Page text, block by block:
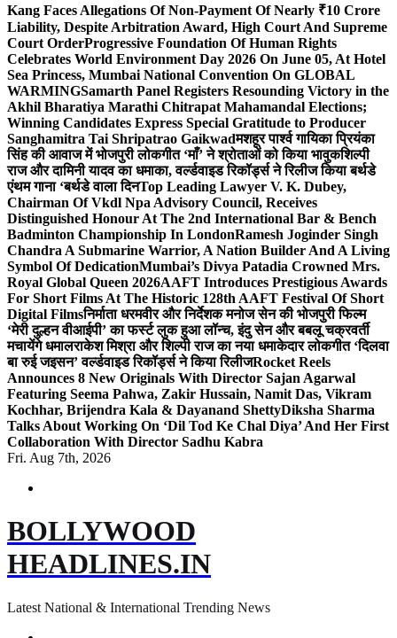
Kang Faces Allegations Of Non-Payment Of Nearly ₹10 Crore
Liability, Despite Arbitration Award, High Court And Supreme
Court OrderProgressive Foundation Of Human Rights
Celebrates World Environment Day 2026 On June 05, At Hotel
Sea Princess, Mumbai National Convention On GLOBAL
WARMINGSamarth Panel Registers Resounding Victory in the
Akhil Bharatiya Marathi Chitrapat Mahamandal Elections;
Winning Candidates Express Special Gratitude to Producer
Sanghamitra Tai Shripatrao Gaikwadमशहूर पार्श्व गायिका प्रियंका
सिंह की आवाज में भोजपुरी लोकगीत ‘माँ’ ने श्रोताओं को किया भावुकशिल्पी
राज और दामिनी यादव का धमाका, वर्ल्डवाइड रिकॉर्ड्स ने रिलीज किया बर्थडे
एंथम गाना ‘बर्थडे वाला दिनTop Leading Lawyer V. K. Dubey,
Chairman Of Vkdl Npa Advisory Council, Receives
Distinguished Honour At The 2nd International Bar & Bench
Badminton Championship In LondonRamesh Joginder Singh
Chandra A Submarine Warrior, A Nation Builder And A Living
Symbol Of DedicationMumbai’s Divya Patadia Crowned Mrs.
Royal Global Queen 2026AAFT Introduces Prestigious Awards
For Short Films At The Historic 128th AAFT Festival Of Short
Digital Filmsनिर्माता धरमवीर और निर्देशक मनोज सेन की भोजपुरी फिल्म
‘मेरी दुल्हन वीआईपी’ का फर्स्ट लुक हुआ लॉन्च, इंदु सेन और बबलू चक्रवर्ती
मचायेंगे धमालराकेश मिश्रा और शिल्पी राज का नया धमाकेदार लोकगीत ‘दिलवा
बा रुई जइसन’ वर्ल्डवाइड रिकॉर्ड्स ने किया रिलीजRocket Reels
Announces 8 New Originals With Director Sajan Agarwal
Featuring Seema Pahwa, Zakir Hussain, Namit Das, Vikram
Kochhar, Brijendra Kala & Dayanand ShettyDiksha Sharma
Talks About Working On ‘Dil Tod Ke Chal Diya’ And Her First
Collaboration With Director Sadhu Kabra
Fri. Aug 7th, 2026
BOLLYWOOD
HEADLINES.IN
Latest National & International Trending News